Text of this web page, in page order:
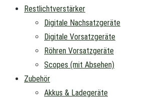
Restlichtverstärker
Digitale Nachsatzgeräte
Digitale Vorsatzgeräte
Röhren Vorsatzgeräte
Scopes (mit Absehen)
Zubehör
Akkus & Ladegeräte